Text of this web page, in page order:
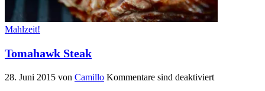
Mahlzeit!
Tomahawk Steak
28. Juni 2015 von Camillo Kommentare sind deaktiviert